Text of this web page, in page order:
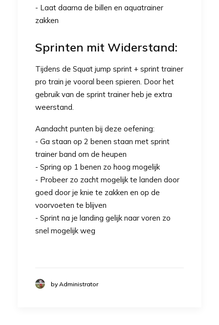
- Laat daarna de billen en aquatrainer
zakken
Sprinten mit Widerstand:
Tijdens de Squat jump sprint + sprint trainer
pro train je vooral been spieren. Door het
gebruik van de sprint trainer heb je extra
weerstand.
Aandacht punten bij deze oefening:
- Ga staan op 2 benen staan met sprint
trainer band om de heupen
- Spring op 1 benen zo hoog mogelijk
- Probeer zo zacht mogelijk te landen door
goed door je knie te zakken en op de
voorvoeten te blijven
- Sprint na je landing gelijk naar voren zo
snel mogelijk weg
by Administrator